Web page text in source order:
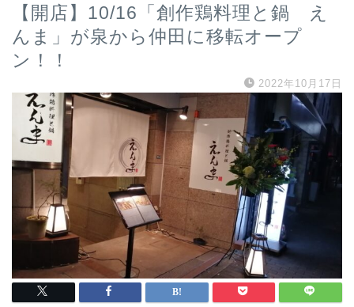
【開店】10/16「創作鶏料理と鍋 え
んま」が泉から仲田に移転オープ
ン！！
2022年10月17日